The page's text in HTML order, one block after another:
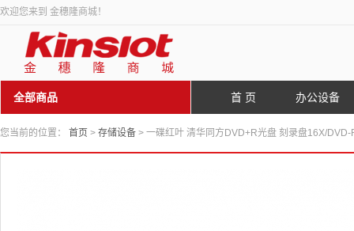
欢迎您来到 金穗隆商城！
全部商品 首 页 办公设备
您当前的位置： 首页 > 存储设备 > 一碟红叶 清华同方DVD+R光盘 刻录盘16X/